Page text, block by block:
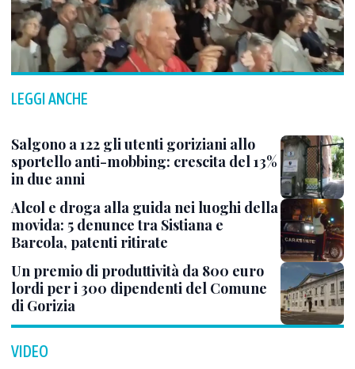
LEGGI ANCHE
Salgono a 122 gli utenti goriziani allo
sportello anti-mobbing: crescita del 13%
in due anni
Alcol e droga alla guida nei luoghi della
movida: 5 denunce tra Sistiana e
Barcola, patenti ritirate
Un premio di produttività da 800 euro
lordi per i 300 dipendenti del Comune
di Gorizia
VIDEO